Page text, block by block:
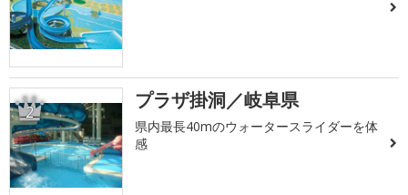
2 プラザ掛洞／岐阜県
県内最長40mのウォータースライダーを体
感